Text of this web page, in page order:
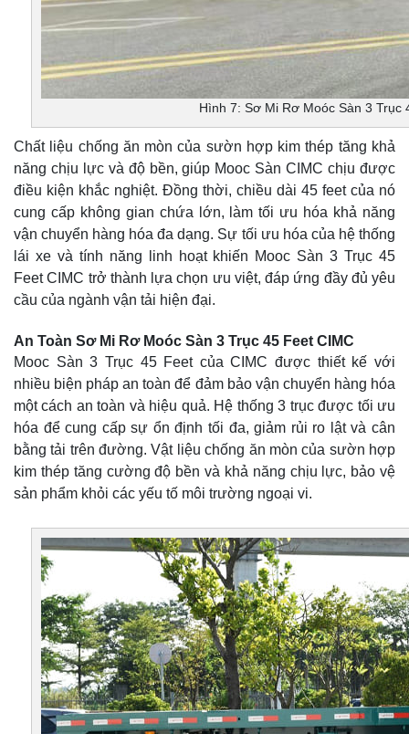
Hình 7: Sơ Mi Rơ Moóc Sàn 3 Trục
Chất liệu chống ăn mòn của sườn hợp kim thép tăng khả
năng chịu lực và độ bền, giúp Mooc Sàn CIMC chịu được
điều kiện khắc nghiệt. Đồng thời, chiều dài 45 feet của nó
cung cấp không gian chứa lớn, làm tối ưu hóa khả năng
vận chuyển hàng hóa đa dạng. Sự tối ưu hóa của hệ thống
lái xe và tính năng linh hoạt khiến Mooc Sàn 3 Trục 45
Feet CIMC trở thành lựa chọn ưu việt, đáp ứng đầy đủ yêu
cầu của ngành vận tải hiện đại.
An Toàn Sơ Mi Rơ Moóc Sàn 3 Trục 45 Feet CIMC
Mooc Sàn 3 Trục 45 Feet của CIMC được thiết kế với
nhiều biện pháp an toàn để đảm bảo vận chuyển hàng hóa
một cách an toàn và hiệu quả. Hệ thống 3 trục được tối ưu
hóa để cung cấp sự ổn định tối đa, giảm rủi ro lật và cân
bằng tải trên đường. Vật liệu chống ăn mòn của sườn hợp
kim thép tăng cường độ bền và khả năng chịu lực, bảo vệ
sản phẩm khỏi các yếu tố môi trường ngoại vi.